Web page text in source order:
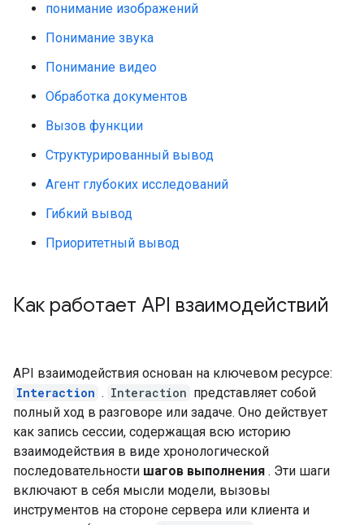
понимание изображений
Понимание звука
Понимание видео
Обработка документов
Вызов функции
Структурированный вывод
Агент глубоких исследований
Гибкий вывод
Приоритетный вывод
Как работает API взаимодействий
API взаимодействия основан на ключевом ресурсе:
Interaction . Interaction представляет собой
полный ход в разговоре или задаче. Оно действует
как запись сессии, содержащая всю историю
взаимодействия в виде хронологической
последовательности шагов выполнения . Эти шаги
включают в себя мысли модели, вызовы
инструментов на стороне сервера или клиента и